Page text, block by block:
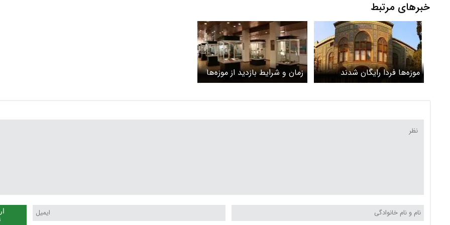
خبرهای مرتبط
موزه‌ها فردا رایگان شدند
زمان و شرایط بازدید از موزه‌ها
در نوروز 1401